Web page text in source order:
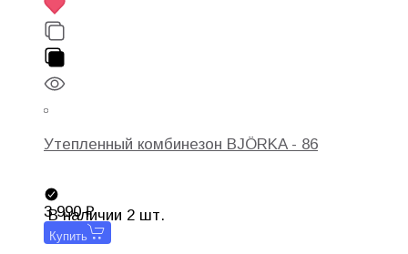
Утепленный комбинезон BJÖRKA - 86
В наличии 2 шт.
3 990
Купить